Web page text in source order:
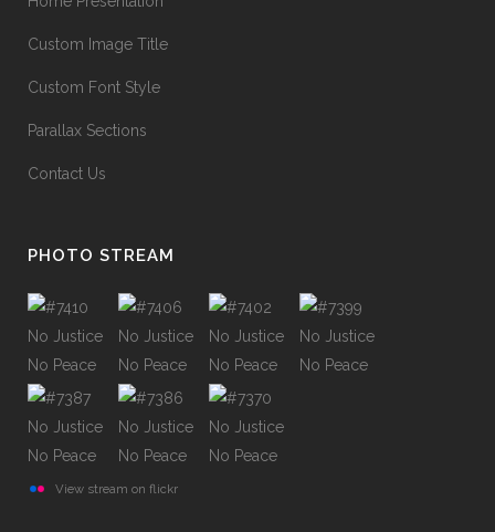
Custom Image Title
Custom Font Style
Parallax Sections
Contact Us
PHOTO STREAM
View stream on flickr